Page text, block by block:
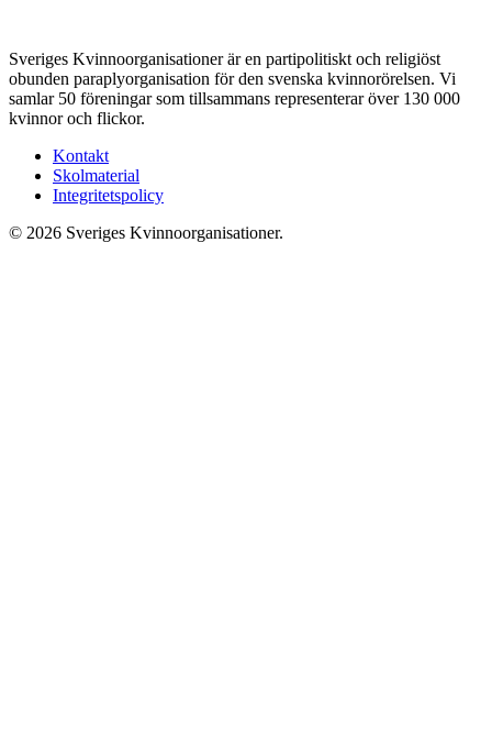
Sveriges Kvinnoorganisationer är en partipolitiskt och religiöst
obunden paraplyorganisation för den svenska kvinnorörelsen. Vi
samlar 50 föreningar som tillsammans representerar över 130 000
kvinnor och flickor.
Kontakt
Skolmaterial
Integritetspolicy
© 2026 Sveriges Kvinnoorganisationer.